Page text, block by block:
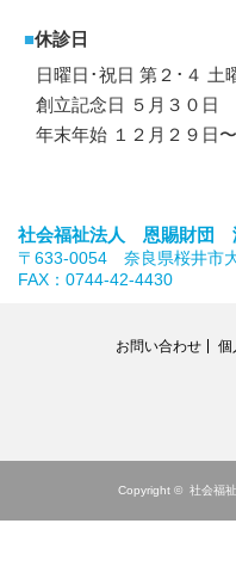
■休診日
日曜日･祝日 第２･４ 土
創立記念日 ５月３０日
年末年始 １２月２９日
社会福祉法人 恩賜財団
〒633-0054 奈良県桜井
FAX：0744-42-4430
お問い合わせ 個
Copyright © 社会福